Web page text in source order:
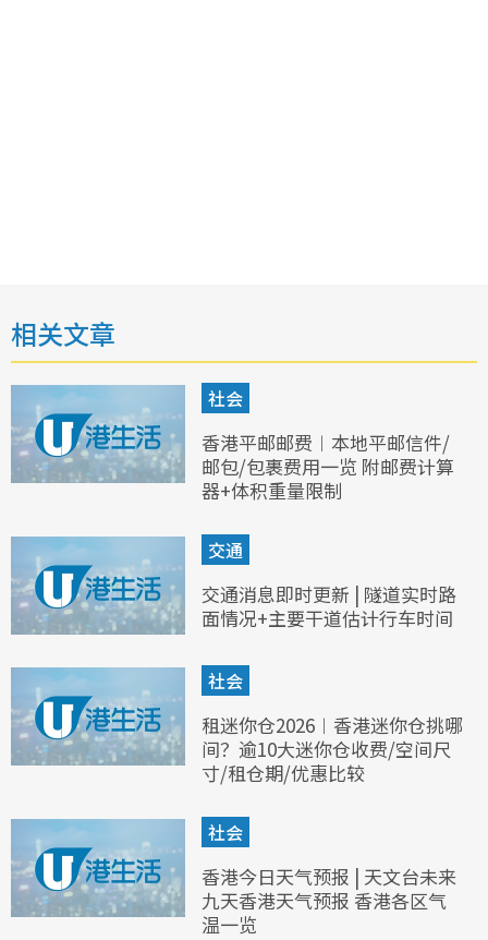
相关文章
社会
香港平邮邮费︱本地平邮信件/
邮包/包裹费用一览 附邮费计算
器+体积重量限制
交通
交通消息即时更新 | 隧道实时路
面情况+主要干道估计行车时间
社会
租迷你仓2026︱香港迷你仓挑哪
间？逾10大迷你仓收费/空间尺
寸/租仓期/优惠比较
社会
香港今日天气预报 | 天文台未来
九天香港天气预报 香港各区气
温一览